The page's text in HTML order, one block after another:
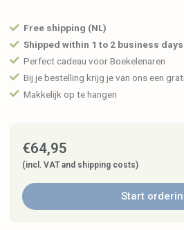
Free shipping (NL)
Shipped within 1 to 2 business days
Perfect cadeau voor Boekelenaren
Bij je bestelling krijg je van ons een
Makkelijk op te hangen
€64,95
(incl. VAT and shipping costs)
Start